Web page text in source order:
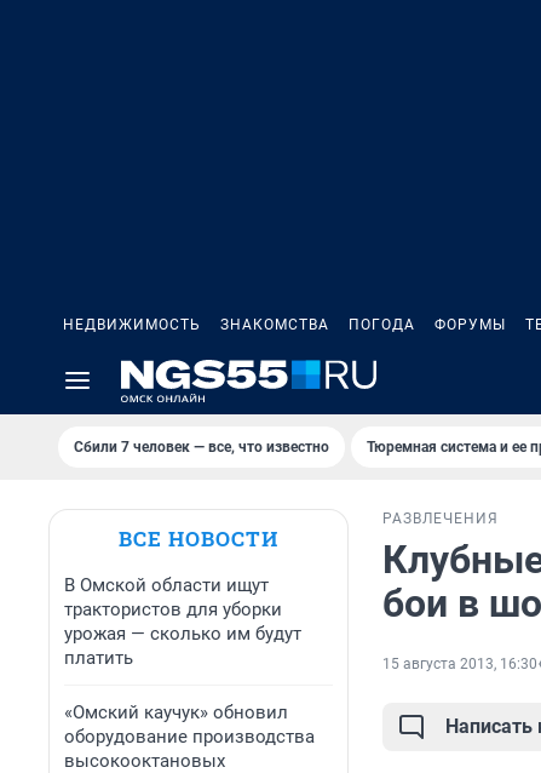
НЕДВИЖИМОСТЬ ЗНАКОМСТВА ПОГОДА ФОРУМЫ
Сбили 7 человек — все, что известно Тюремная система и ее
ВСЕ НОВОСТИ
В Омской области ищут
трактористов для уборки
урожая — сколько им будут
платить
«Омский каучук» обновил
оборудование производства
высокооктановых
РАЗВЛЕЧЕНИЯ
бои в
15 августа 2013, 16:30